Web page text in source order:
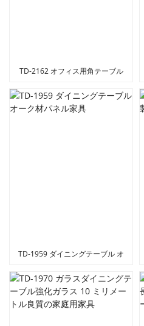
TD-2162 オフィス用角テーブル
TD-1959 ダイニングテーブル オ